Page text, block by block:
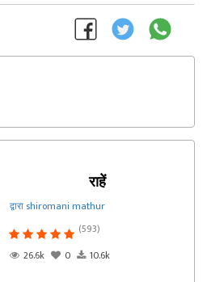
राहें
द्वारा shiromani mathur
(593)
26.6k
0 10.6k